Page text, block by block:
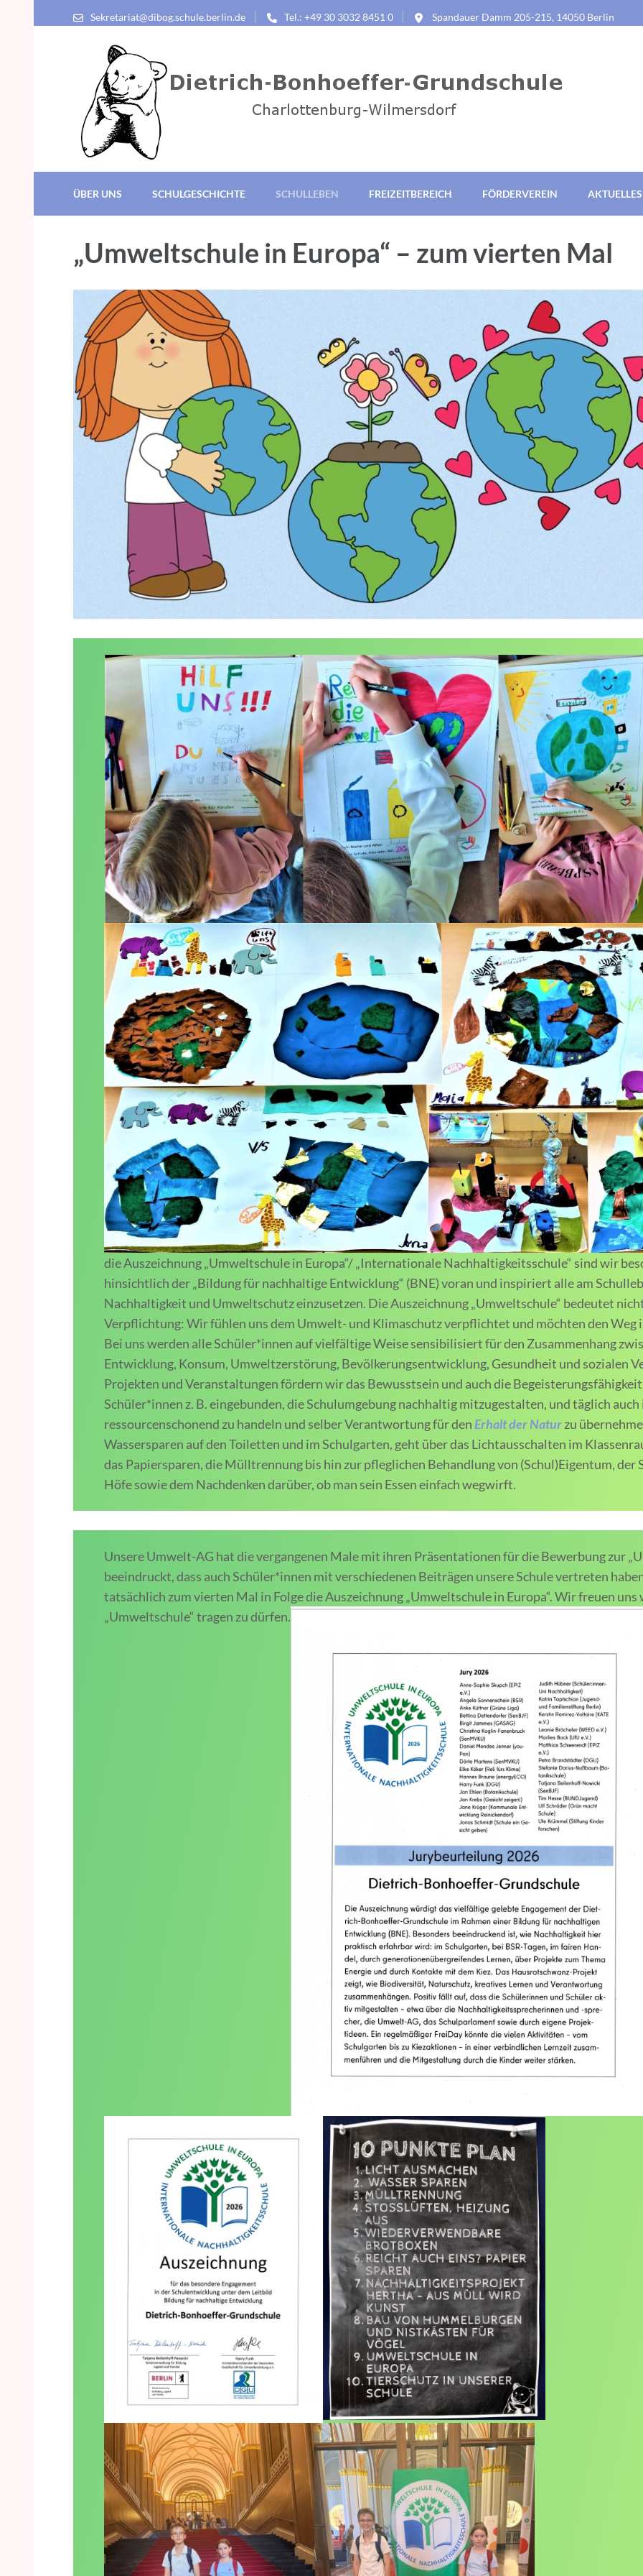
Sekretariat@dibog.schule.berlin.de Tel.: +49 30 3032 8451 0 Spandauer Damm 205-215, 14050 Berlin
Dietrich-Bonhoeffer-Grundschule Berlin
ÜBER UNS SCHULGESCHICHTE SCHULLEBEN FREIZEITBEREICH FÖRDERVEREIN AKTUELLES
„Umweltschule in Europa“ – zum vierten Mal
die Auszeichnung „Umweltschule in Europa“/ „Internationale Nachhaltigkeitsschule“ sind wir
hinsichtlich der „Bildung für nachhaltige Entwicklung“ (BNE) voran und inspiriert alle am
Nachhaltigkeit und Umweltschutz einzusetzen. Die Auszeichnung „Umweltschule“ bedeutet
Verpflichtung: Wir fühlen uns dem Umwelt- und Klimaschutz verpflichtet und möchten den Weg
Bei uns werden alle Schüler*innen auf vielfältige Weise sensibilisiert für den Zusammenhang
Entwicklung, Konsum, Umweltzerstörung, Bevölkerungsentwicklung, Gesundheit und sozialen
Projekten und Veranstaltungen fördern wir das Bewusstsein und auch die
Schüler*innen z. B. eingebunden, die Schulumgebung nachhaltig mitzugestalten, und täglich
ressourcenschonend zu handeln und selber Verantwortung für den Erhalt der Naturzu
Wassersparen auf den Toiletten und im Schulgarten, geht über das Lichtausschalten im
das Papiersparen, die Mülltrennung bis hin zur pfleglichen Behandlung von (Schul)Eigentum,
Höfe sowie dem Nachdenken darüber, ob man sein Essen einfach wegwirft.
Unsere Umwelt-AG hat die vergangenen Male mit ihren Präsentationen für die Bewerbung zur
beeindruckt, dass auch Schüler*innen mit verschiedenen Beiträgen unsere Schule vertreten
tatsächlich zum vierten Mal in Folge die Auszeichnung „Umweltschule in Europa“. Wir freuen
„Umweltschule“ tragen zu dürfen.